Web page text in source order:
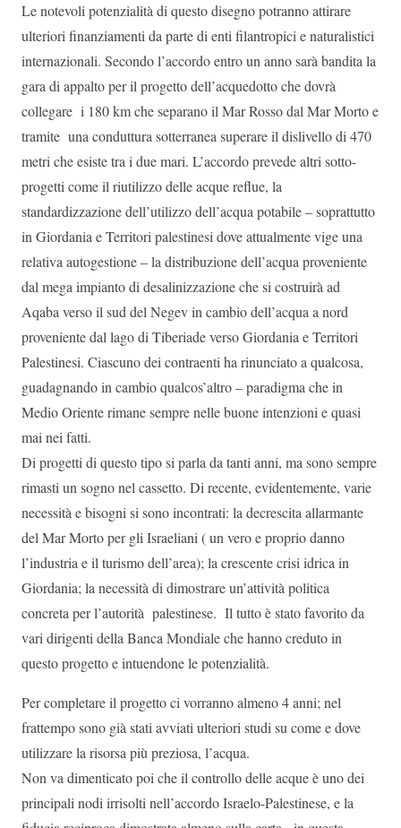
Le notevoli potenzialità di questo disegno potranno attirare
ulteriori finanziamenti da parte di enti filantropici e naturalistici
internazionali. Secondo l’accordo entro un anno sarà bandita la
gara di appalto per il progetto dell’acquedotto che dovrà
collegare i 180 km che separano il Mar Rosso dal Mar Morto e
tramite una conduttura sotterranea superare il dislivello di 470
metri che esiste tra i due mari. L’accordo prevede altri sotto-
progetti come il riutilizzo delle acque reflue, la
standardizzazione dell’utilizzo dell’acqua potabile – soprattutto
in Giordania e Territori palestinesi dove attualmente vige una
relativa autogestione – la distribuzione dell’acqua proveniente
dal mega impianto di desalinizzazione che si costruirà ad
Aqaba verso il sud del Negev in cambio dell’acqua a nord
proveniente dal lago di Tiberiade verso Giordania e Territori
Palestinesi. Ciascuno dei contraenti ha rinunciato a qualcosa,
guadagnando in cambio qualcos’altro – paradigma che in
Medio Oriente rimane sempre nelle buone intenzioni e quasi
mai nei fatti.
Di progetti di questo tipo si parla da tanti anni, ma sono sempre
rimasti un sogno nel cassetto. Di recente, evidentemente, varie
necessità e bisogni si sono incontrati: la decrescita allarmante
del Mar Morto per gli Israeliani ( un vero e proprio danno
l’industria e il turismo dell’area); la crescente crisi idrica in
Giordania; la necessità di dimostrare un’attività politica
concreta per l’autorità palestinese. Il tutto è stato favorito da
vari dirigenti della Banca Mondiale che hanno creduto in
questo progetto e intuendone le potenzialità.
Per completare il progetto ci vorranno almeno 4 anni; nel
frattempo sono già stati avviati ulteriori studi su come e dove
utilizzare la risorsa più preziosa, l’acqua.
Non va dimenticato poi che il controllo delle acque è uno dei
principali nodi irrisolti nell’accordo Israelo-Palestinese, e la